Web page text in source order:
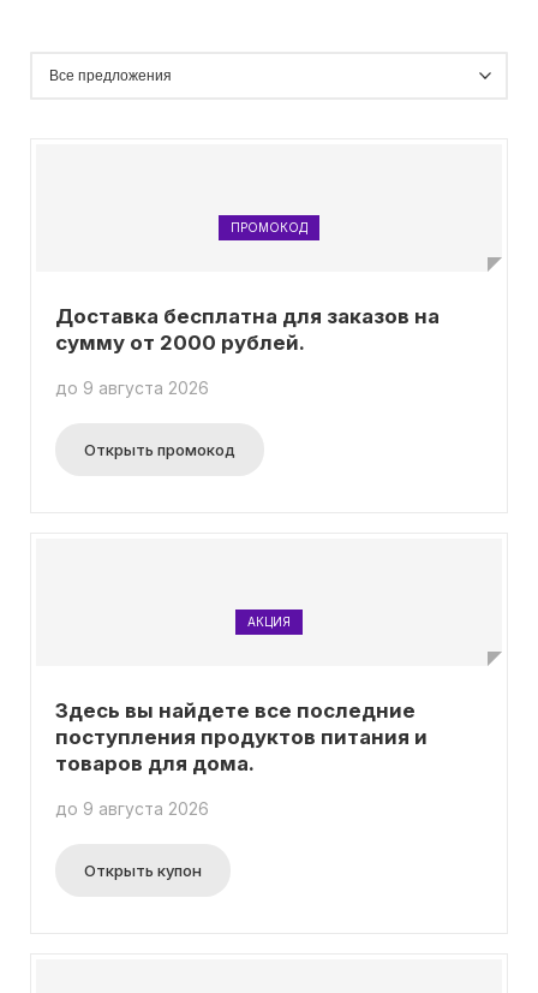
ПРОМОКОД
Доставка бесплатна для заказов на
сумму от 2000 рублей.
до 9 августа 2026
Открыть промокод
АКЦИЯ
Здесь вы найдете все последние
поступления продуктов питания и
товаров для дома.
до 9 августа 2026
Открыть купон